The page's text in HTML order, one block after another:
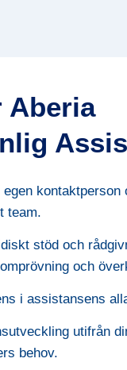
Aberia
egen kontaktperson
team.
stöd och
och
i assistansens
utifrån
behov.